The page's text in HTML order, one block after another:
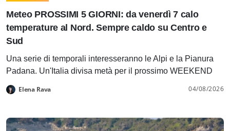
Meteo PROSSIMI 5 GIORNI: da venerdì 7 calo
temperature al Nord. Sempre caldo su Centro e
Sud
Una serie di temporali interesseranno le Alpi e la Pianura
Padana. Un'Italia divisa metà per il prossimo WEEKEND
Elena Rava 04/08/2026